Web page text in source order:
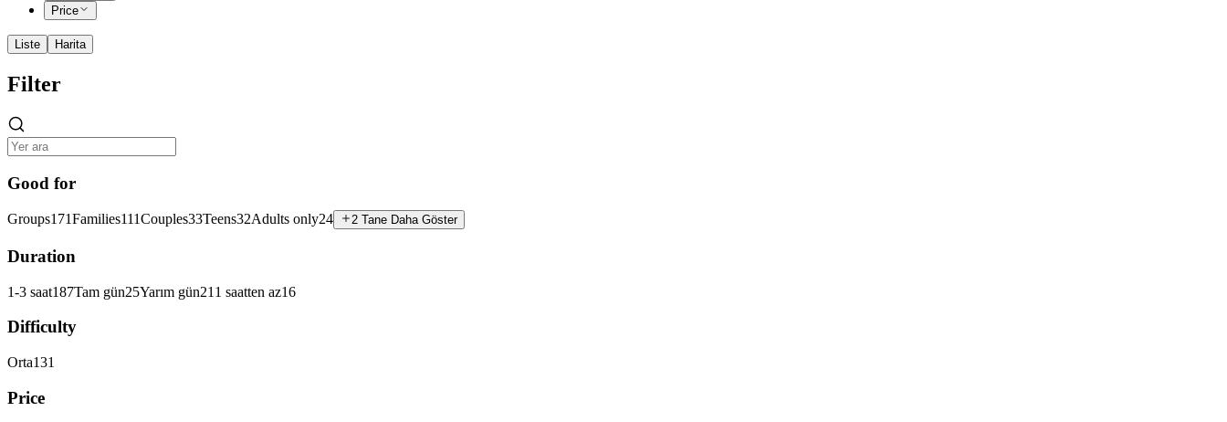
Price
Liste Harita
Filter
Good for
Groups171Families111Couples33Teens32Adults only24 2 Tane Daha Göster
Duration
1-3 saat187Tam gün25Yarım gün21 1 saatten az16
Difficulty
Orta131
Price